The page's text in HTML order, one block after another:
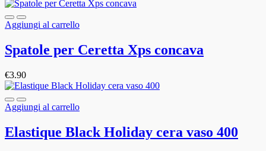
Aggiungi al carrello
Spatole per Ceretta Xps concava
€3.90
Aggiungi al carrello
Elastique Black Holiday cera vaso 400